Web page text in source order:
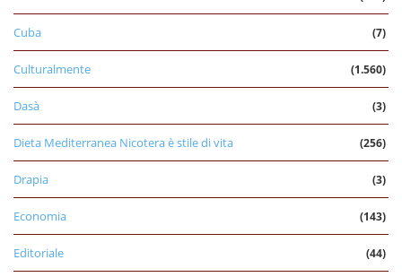
Cuba (7)
Culturalmente (1.560)
Dasà (3)
Dieta Mediterranea Nicotera è stile di vita (256)
Drapia (3)
Economia (143)
Editoriale (44)